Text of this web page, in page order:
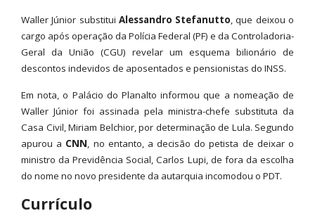
Waller Júnior substitui Alessandro Stefanutto, que deixou o
cargo após operação da Polícia Federal (PF) e da Controladoria-
Geral da União (CGU) revelar um esquema bilionário de
descontos indevidos de aposentados e pensionistas do INSS.
Em nota, o Palácio do Planalto informou que a nomeação de
Waller Júnior foi assinada pela ministra-chefe substituta da
Casa Civil, Miriam Belchior, por determinação de Lula. Segundo
apurou a CNN, no entanto, a decisão do petista de deixar o
ministro da Previdência Social, Carlos Lupi, de fora da escolha
do nome no novo presidente da autarquia incomodou o PDT.
Currículo